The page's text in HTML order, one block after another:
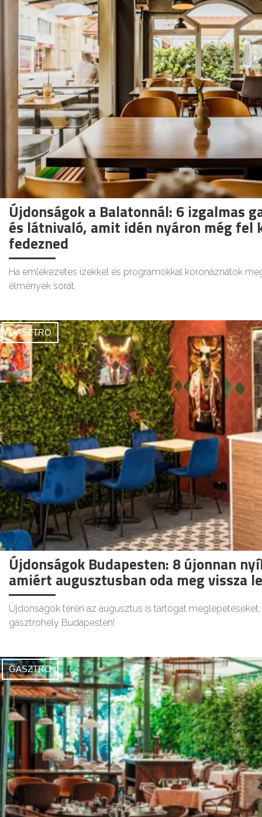
Újdonságok a Balatonnál: 6 izgalmas
és látnivaló, amit idén nyáron még fel
fedezned
Ha emlékezetes ízekkel és programokkal koronáznátok
élmények sorát.
GASZTRO
Újdonságok Budapesten: 8 újonnan
amiért augusztusban oda meg vissza
Újdonságok terén az augusztus is tartogat
gasztrohely Budapesten!
GASZTRO